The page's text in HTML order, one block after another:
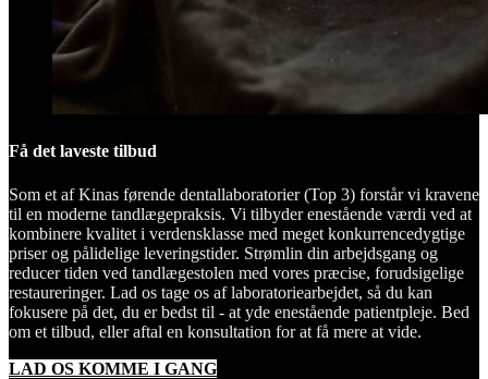
Få det laveste tilbud
Som et af Kinas førende dentallaboratorier (Top 3) forstår vi kravene
til en moderne tandlægepraksis. Vi tilbyder enestående værdi ved at
kombinere kvalitet i verdensklasse med meget konkurrencedygtige
priser og pålidelige leveringstider. Strømlin din arbejdsgang og
reducer tiden ved tandlægestolen med vores præcise, forudsigelige
restaureringer. Lad os tage os af laboratoriearbejdet, så du kan
fokusere på det, du er bedst til - at yde enestående patientpleje. Bed
om et tilbud, eller aftal en konsultation for at få mere at vide.
LAD OS KOMME I GANG